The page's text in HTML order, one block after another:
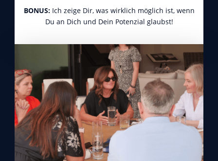
BONUS:Ich zeige Dir, was wirklich möglich ist, wenn
Du an Dich und Dein Potenzial glaubst!